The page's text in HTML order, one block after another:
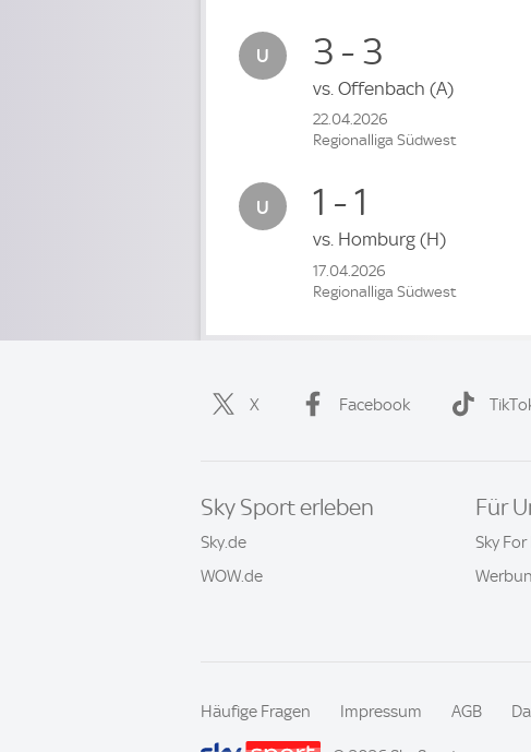
3 - 3
vs. Offenbach (A)
22.04.2026
Regionalliga Südwest
1 - 1
vs. Homburg (H)
17.04.2026
Regionalliga Südwest
X Facebook
Sky Sport erleben
Sky.de
WOW.de
Für
Sky
Häufige Fragen Impressum AGB